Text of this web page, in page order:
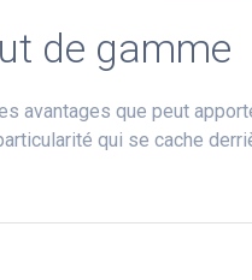
de gamme
avantages que peut
qui se cache